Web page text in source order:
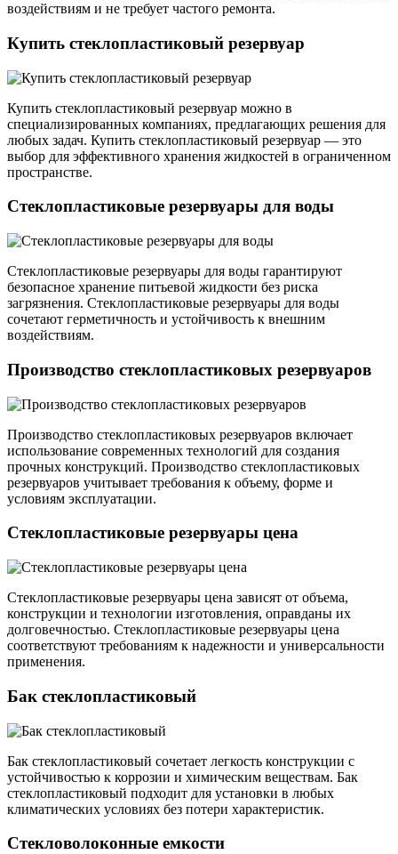
воздействиям и не требует частого ремонта.
Купить стеклопластиковый резервуар
Купить стеклопластиковый резервуар можно в
специализированных компаниях, предлагающих решения для
любых задач. Купить стеклопластиковый резервуар — это
выбор для эффективного хранения жидкостей в ограниченном
пространстве.
Стеклопластиковые резервуары для воды
Стеклопластиковые резервуары для воды гарантируют
безопасное хранение питьевой жидкости без риска
загрязнения. Стеклопластиковые резервуары для воды
сочетают герметичность и устойчивость к внешним
воздействиям.
Производство стеклопластиковых резервуаров
Производство стеклопластиковых резервуаров включает
использование современных технологий для создания
прочных конструкций. Производство стеклопластиковых
резервуаров учитывает требования к объему, форме и
условиям эксплуатации.
Стеклопластиковые резервуары цена
Стеклопластиковые резервуары цена зависят от объема,
конструкции и технологии изготовления, оправданы их
долговечностью. Стеклопластиковые резервуары цена
соответствуют требованиям к надежности и универсальности
применения.
Бак стеклопластиковый
Бак стеклопластиковый сочетает легкость конструкции с
устойчивостью к коррозии и химическим веществам. Бак
стеклопластиковый подходит для установки в любых
климатических условиях без потери характеристик.
Стекловолоконные емкости